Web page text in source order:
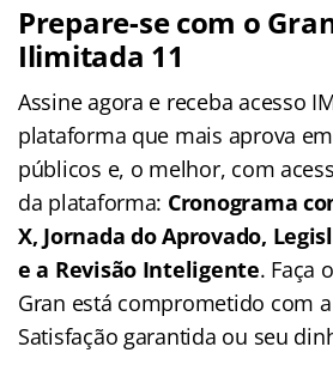
Prepare-se com o
Ilimitada 11
Assine agora e receba acesso
plataforma que mais aprova
públicos e, o melhor, com
da plataforma: Cronograma
X, Jornada do Aprovado,
e a Revisão Inteligente. Faça
Gran está comprometido com
Satisfação garantida ou seu